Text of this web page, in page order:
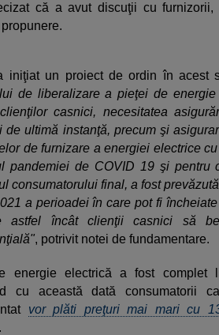
că a avut discuţii cu
iniţiat un proiect de ordin în acest
de liberalizare a pieţei de
casnici, necesitatea
de ultimă instanţă, precum şi
de furnizare a energiei electrice
pandemiei de COVID 19 şi pentru
consumatorului final, a fost
a perioadei în care pot fi
astfel încât clienţii casnici să
, potrivit notei de fundamentare.
energie electrică a fost complet
cu această dată consumatorii
vor plăti preţuri mai mari cu